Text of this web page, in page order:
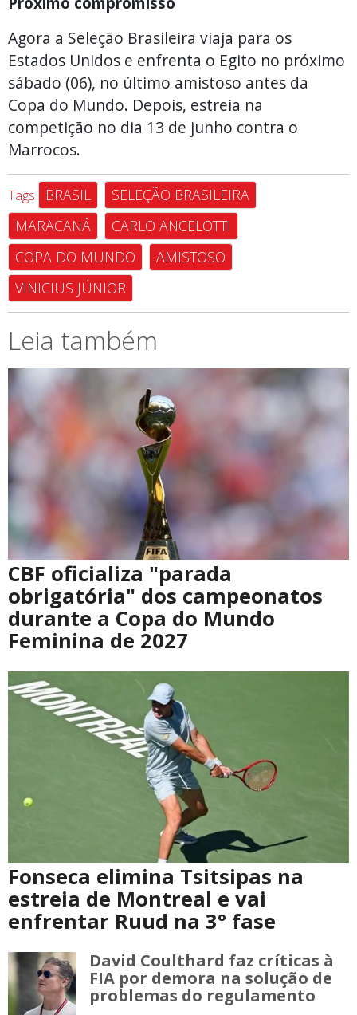
Agora a Seleção Brasileira viaja para os
Estados Unidos e enfrenta o Egito no próximo
sábado (06), no último amistoso antes da
Copa do Mundo. Depois, estreia na
competição no dia 13 de junho contra o
Marrocos.
Tags BRASIL
SELEÇÃO BRASILEIRA
MARACANÃ
CARLO ANCELOTTI
COPA DO MUNDO
AMISTOSO
VINICIUS JÚNIOR
Leia também
CBF oficializa "parada
obrigatória" dos campeonatos
durante a Copa do Mundo
Feminina de 2027
Fonseca elimina Tsitsipas na
estreia de Montreal e vai
enfrentar Ruud na 3° fase
David Coulthard faz críticas à
FIA por demora na solução de
problemas do regulamento